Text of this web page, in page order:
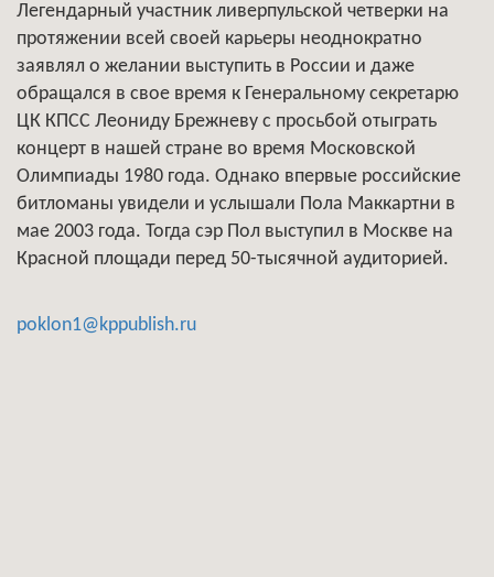
Легендарный участник ливерпульской четверки на
протяжении всей своей карьеры неоднократно
заявлял о желании выступить в России и даже
обращался в свое время к Генеральному секретарю
ЦК КПСС Леониду Брежневу с просьбой отыграть
концерт в нашей стране во время Московской
Олимпиады 1980 года. Однако впервые российские
битломаны увидели и услышали Пола Маккартни в
мае 2003 года. Тогда сэр Пол выступил в Москве на
Красной площади перед 50-тысячной аудиторией.
poklon1@kppublish.ru